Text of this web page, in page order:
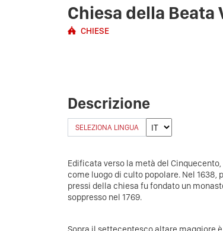
Chiesa della Beata
CHIESE
Descrizione
SELEZIONA LINGUA
Edificata verso la metà del
come luogo di culto popolare. Nel 1638,
pressi della chiesa fu fondato un
soppresso nel 1769.